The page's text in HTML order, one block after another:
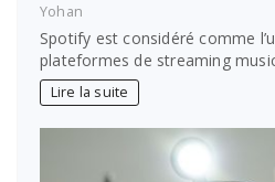
Yohan
Spotify est considéré comme
plateformes de streaming
Lire la suite